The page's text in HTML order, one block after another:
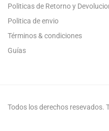
Politicas de Retorno y
Politica de envio
Términos & condiciones
Guías
Todos los derechos resevados.